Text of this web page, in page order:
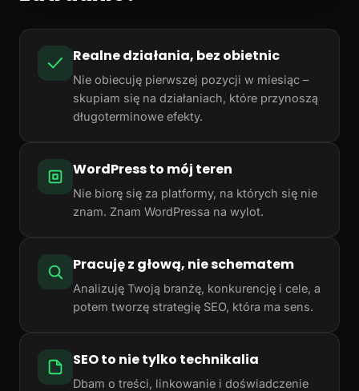
Realne działania, bez obietnic
Nie obiecuję pierwszej pozycji w miesiąc –
skupiam się na działaniach, które przynoszą
długoterminowe efekty.
WordPress to mój teren
Nie biorę się za platformy, na których się nie
znam. Znam WordPressa na wylot.
Pracuję z głową, nie schematem
Analizuję Twoją branżę, konkurencję i cele, a
potem tworzę strategię SEO, która ma sens.
SEO to nie tylko technikalia
Dbam o treści, linkowanie i doświadczenie